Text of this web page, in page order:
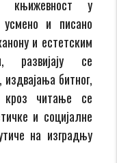
књижевност у
усмено и писано
и естетским
развијају се
битног,
кроз читање се
и социјалне
на изградњу